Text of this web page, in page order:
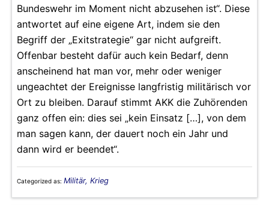
Bundeswehr im Moment nicht abzusehen ist“. Diese
antwortet auf eine eigene Art, indem sie den
Begriff der „Exitstrategie“ gar nicht aufgreift.
Offenbar besteht dafür auch kein Bedarf, denn
anscheinend hat man vor, mehr oder weniger
ungeachtet der Ereignisse langfristig militärisch vor
Ort zu bleiben. Darauf stimmt AKK die Zuhörenden
ganz offen ein: dies sei „kein Einsatz […], von dem
man sagen kann, der dauert noch ein Jahr und
dann wird er beendet“.
Categorized as: Militär, Krieg